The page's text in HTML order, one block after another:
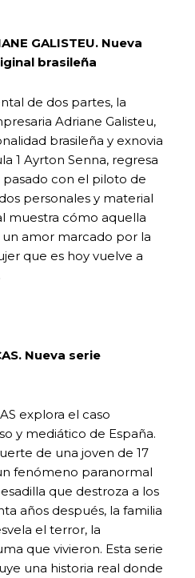
GALISTEU. Nueva
brasileña
de dos partes, la
Adriane Galisteu,
brasileña y exnovia
1 Ayrton Senna, regresa
pasado con el piloto de
personales y material
muestra cómo aquella
un amor marcado por la
que es hoy vuelve a
Nueva serie
explora el caso
y mediático de España.
de una joven de 17
fenómeno paranormal
que destroza a los
años después, la familia
el terror, la
que vivieron. Esta serie
una historia real donde